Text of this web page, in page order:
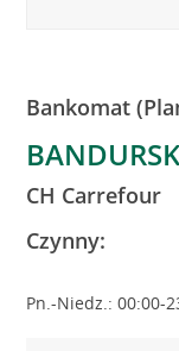
Bankomat
CH Carrefour
Czynny:
Pn.-Niedz.: 00:00-